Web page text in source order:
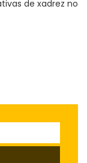
de xadrez no